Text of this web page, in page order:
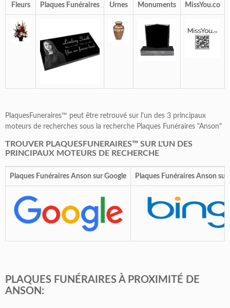
Fleurs Plaques Funéraires Urnes Monuments MissYou.co
PlaquesFuneraires™ peut être retrouvé sur l'un des 3 principaux
moteurs de recherches sous la recherche Plaques Funéraires "Anson"
TROUVER PLAQUESFUNERAIRES™ SUR L'UN DES
PRINCIPAUX MOTEURS DE RECHERCHE
Plaques Funéraires Anson sur Google Plaques Funéraires Anson sur
PLAQUES FUNÉRAIRES À PROXIMITÉ DE
ANSON: